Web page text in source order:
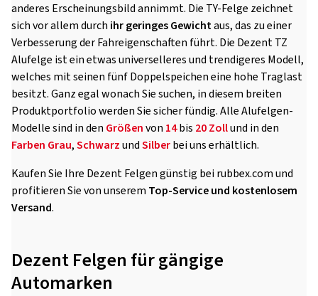
anderes Erscheinungsbild annimmt. Die TY-Felge zeichnet
sich vor allem durch ihr geringes Gewichtaus, das zu einer
Verbesserung der Fahreigenschaften führt. Die Dezent TZ
Alufelge ist ein etwas universelleres und trendigeres Modell,
welches mit seinen fünf Doppelspeichen eine hohe Traglast
besitzt. Ganz egal wonach Sie suchen, in diesem breiten
Produktportfolio werden Sie sicher fündig. Alle Alufelgen-
Modelle sind in den Größenvon 14bis 20 Zollund in den
Farben Grau,SchwarzundSilberbei uns erhältlich.
Kaufen Sie Ihre Dezent Felgen günstig bei rubbex.com und
profitieren Sie von unserem Top-Service und kostenlosem
Versand.
Dezent Felgen für gängige
Automarken